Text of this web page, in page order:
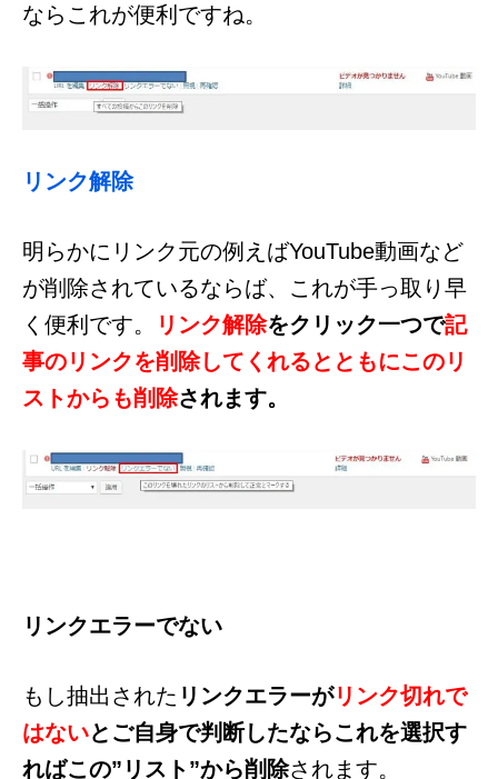
ならこれが便利ですね。
リンク解除
明らかにリンク元の例えばYouTube動画など
が削除されているならば、これが手っ取り早
く便利です。
リンク解除をクリック一つで記
事のリンクを削除してくれるとともにこのリ
ストからも削除されます。
リンクエラーでない
もし抽出された リンクエラーがリンク切れで
はないとご自身で判断したならこれを選択す
ればこの”リスト”から削除されます。